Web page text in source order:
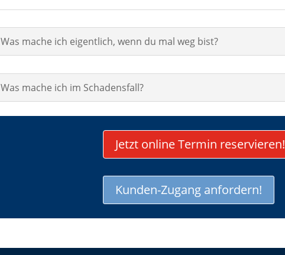
Was mache ich eigentlich, wenn du mal weg bist?
Was mache ich im Schadensfall?
Jetzt online Termin reservieren!
Kunden-Zugang anfordern!